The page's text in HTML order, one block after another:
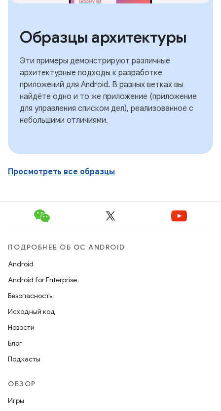
Образцы архитектуры
Эти примеры демонстрируют различные
архитектурные подходы к разработке
приложений для Android. В разных ветках вы
найдёте одно и то же приложение (приложение
для управления списком дел), реализованное с
небольшими отличиями.
Просмотреть все образцы
ПОДРОБНЕЕ ОБ ОС ANDROID
Android
Android for Enterprise
Безопасность
Исходный код
Новости
Блог
Подкасты
ОБЗОР
Игры